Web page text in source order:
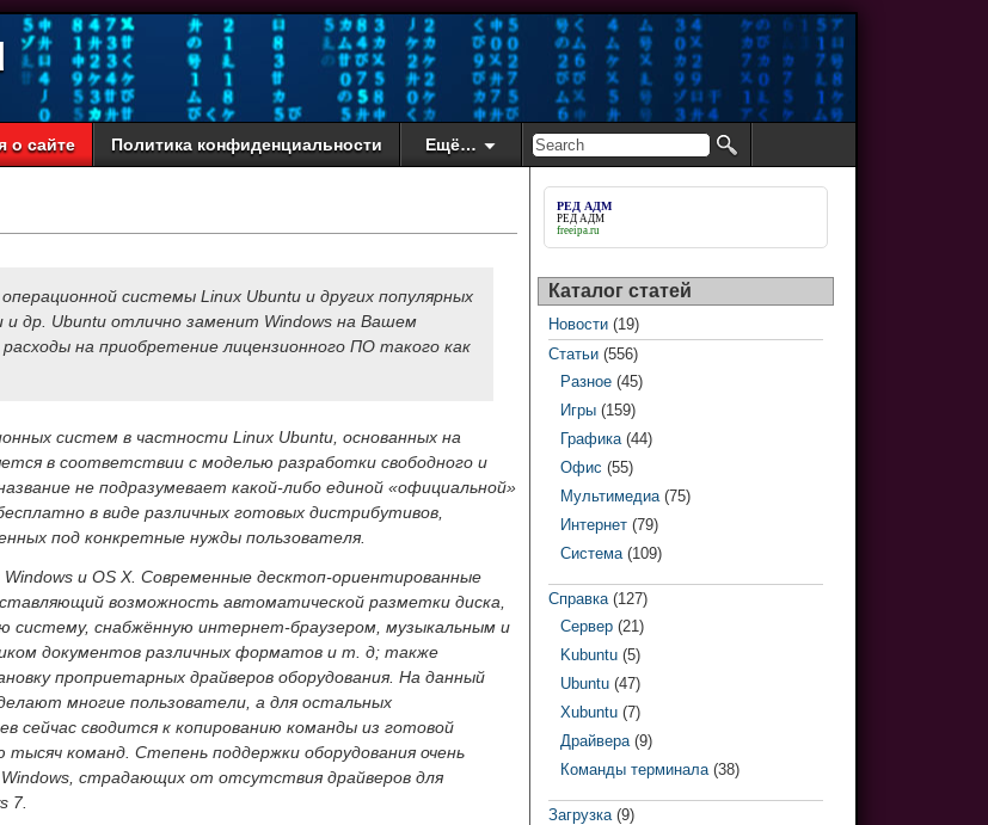
о сайте Политика конфиденциальности Ещё…
системы Linux Ubuntu и других популярных
и др. Ubuntu отлично заменит Windows на Вашем
на приобретение лицензионного ПО такого как
систем в частности Linux Ubuntu, основанных на
в соответствии с моделью разработки свободного и
не подразумевает какой-либо единой «официальной»
в виде различных готовых дистрибутивов,
под конкретные нужды пользователя.
и OS X. Современные десктоп-ориентированные
возможность автоматической разметки диска,
систему, снабжённую интернет-браузером, музыкальным и
документов различных форматов и т. д; также
проприетарных драйверов оборудования. На данный
многие пользователи, а для остальных
сейчас сводится к копированию команды из готовой
команд. Степень поддержки оборудования очень
страдающих от отсутствия драйверов для
7.
РЕД АДМ
РЕД АДМ
freeipa.ru
Каталог статей
Новости (19)
Статьи (556)
Разное (45)
Игры (159)
Графика(44)
Офис (55)
Мультимедиа(75)
Интернет (79)
Система(109)
Справка(127)
Сервер (21)
Kubuntu (5)
Ubuntu (47)
Xubuntu (7)
Драйвера(9)
Команды терминала(38)
Загрузка(9)